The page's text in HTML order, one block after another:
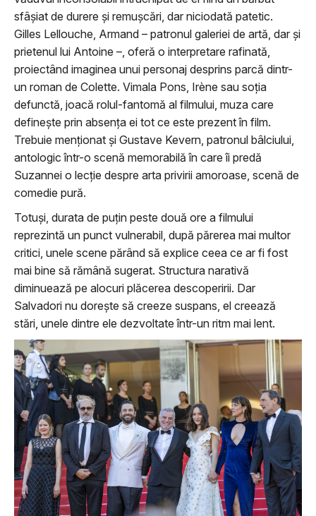
sfâșiat de durere și remușcări, dar niciodată patetic.
Gilles Lellouche, Armand – patronul galeriei de artă, dar și
prietenul lui Antoine –, oferă o interpretare rafinată,
proiectând imaginea unui personaj desprins parcă dintr-
un roman de Colette. Vimala Pons, Irène sau soția
defunctă, joacă rolul-fantomă al filmului, muza care
definește prin absența ei tot ce este prezent în film.
Trebuie menționat și Gustave Kevern, patronul bâlciului,
antologic într-o scenă memorabilă în care îi predă
Suzannei o lecție despre arta privirii amoroase, scenă de
comedie pură.
Totuși, durata de puțin peste două ore a filmului
reprezintă un punct vulnerabil, după părerea mai multor
critici, unele scene părând să explice ceea ce ar fi fost
mai bine să rămână sugerat. Structura narativă
diminuează pe alocuri plăcerea descoperirii. Dar
Salvadori nu dorește să creeze suspans, el creează
stări, unele dintre ele dezvoltate într-un ritm mai lent.